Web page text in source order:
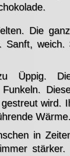
Die
Sanft, weich.
Funkeln.
wird.
in
stärker.